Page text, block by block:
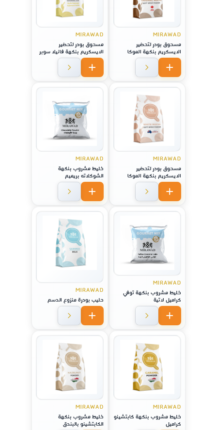
MIRAWAD
مسحوق بودر لتحضير
الايسكريم بنكهة الموكا
الاصلية
MIRAWAD
مسحوق بودر لتحضير
الايسكريم بنكهة فانيلا سوبر
نوفا
MIRAWAD
مسحوق بودر لتحضير
الايسكريم بنكهة الموكا
الاصلية
MIRAWAD
خليط مشروب بنكهة
الشوكلاته بريميم
MIRAWAD
خليط مشروب بنكهة توفي
كراميل لاتية
MIRAWAD
حليب بودرة منزوع الدسم
MIRAWAD
خليط مشروب بنكهة كابتشينو
كراميل
MIRAWAD
خليط مشروب بنكهة
الكابتشينو بالبندق